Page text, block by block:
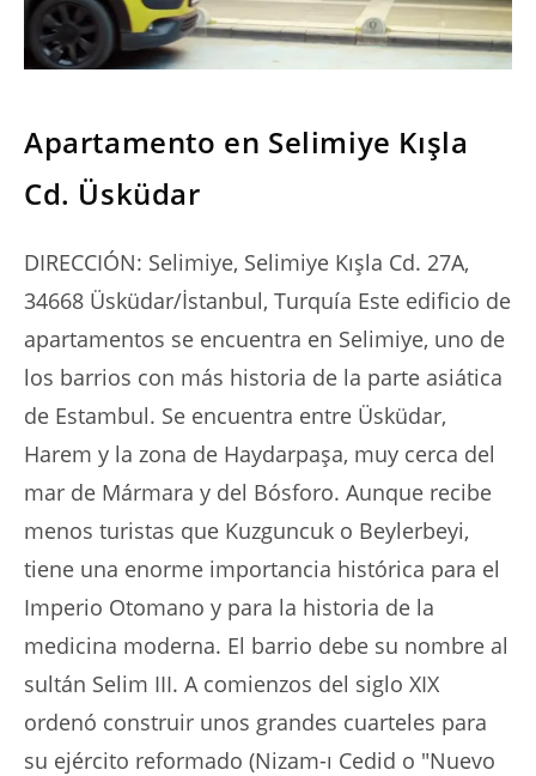
Apartamento en Selimiye Kışla
Cd. Üsküdar
DIRECCIÓN: Selimiye, Selimiye Kışla Cd. 27A,
34668 Üsküdar/İstanbul, Turquía Este edificio de
apartamentos se encuentra en Selimiye, uno de
los barrios con más historia de la parte asiática
de Estambul. Se encuentra entre Üsküdar,
Harem y la zona de Haydarpaşa, muy cerca del
mar de Mármara y del Bósforo. Aunque recibe
menos turistas que Kuzguncuk o Beylerbeyi,
tiene una enorme importancia histórica para el
Imperio Otomano y para la historia de la
medicina moderna. El barrio debe su nombre al
sultán Selim III. A comienzos del siglo XIX
ordenó construir unos grandes cuarteles para
su ejército reformado (Nizam-ı Cedid o "Nuevo